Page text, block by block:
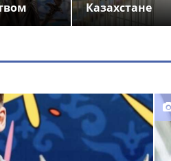
Казахстане